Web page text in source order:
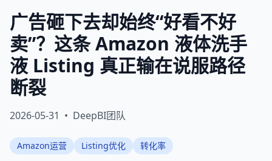
广告砸下去却始终“好看不好
卖”？这条 Amazon 液体洗手
液 Listing 真正输在说服路径
断裂
2026-05-31 • DeepBI团队
Amazon运营 Listing优化 转化率